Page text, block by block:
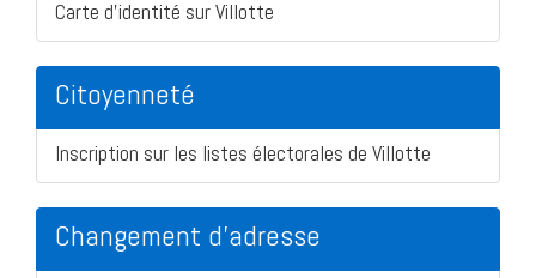
Carte d'identité sur Villotte
Citoyenneté
Inscription sur les listes électorales de Villotte
Changement d'adresse